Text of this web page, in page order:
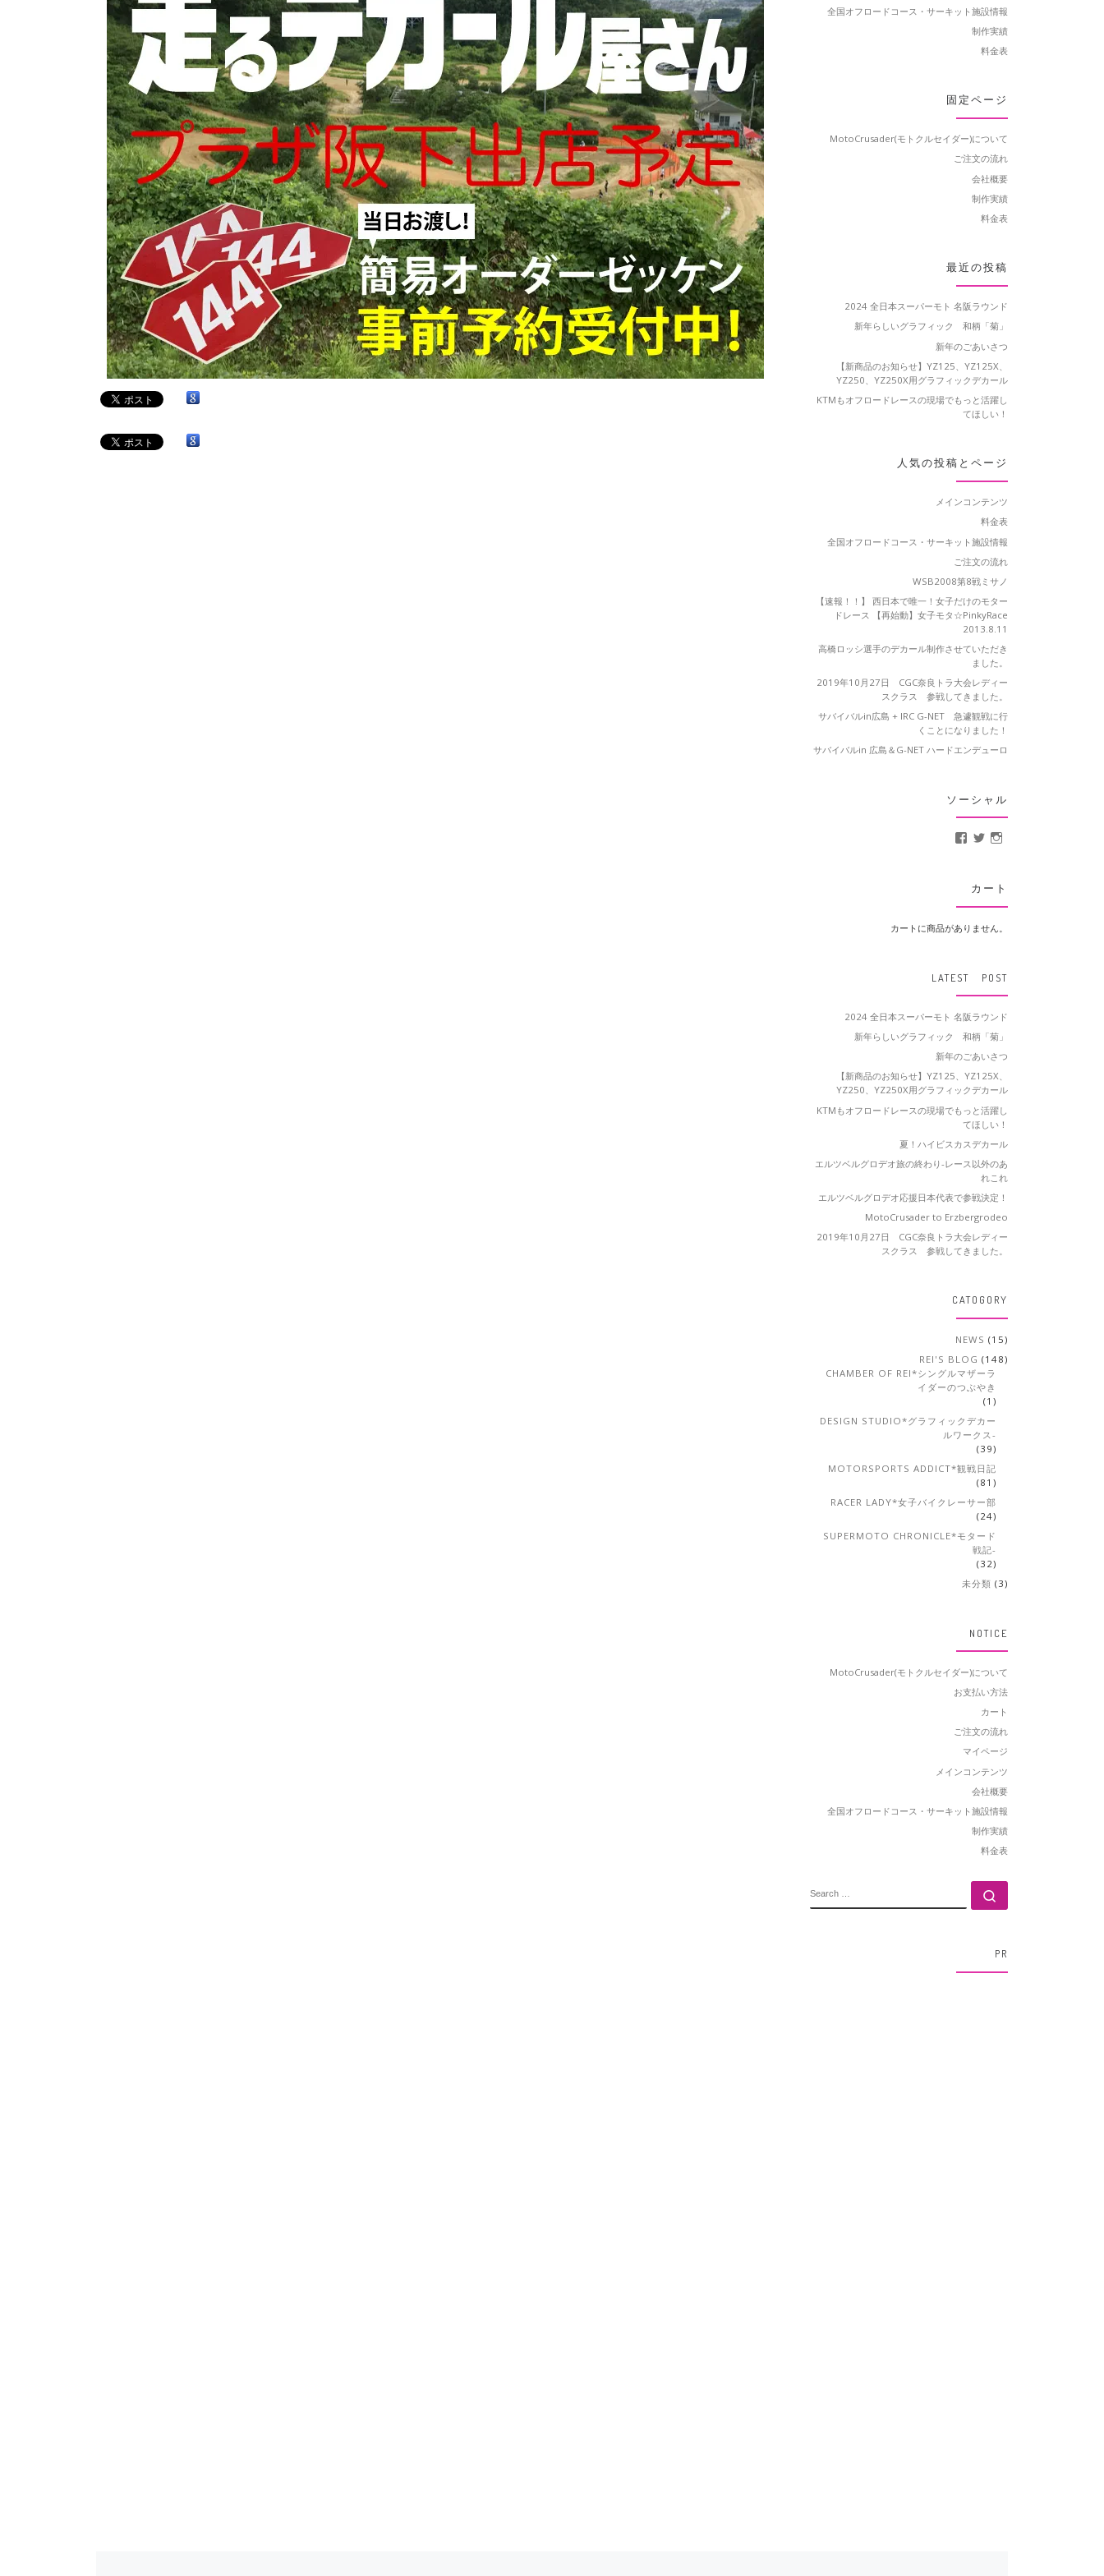
全国オフロードコース・サーキット施設情報
制作実績
料金表
固定ページ
MotoCrusader(モトクルセイダー)について
ご注文の流れ
会社概要
制作実績
料金表
最近の投稿
2024 全日本スーパーモト 名阪ラウンド
新年らしいグラフィック 和柄「菊」
新年のごあいさつ
【新商品のお知らせ】YZ125、YZ125X、
YZ250、YZ250X用グラフィックデカール
KTMもオフロードレースの現場でもっと活躍し
てほしい！
人気の投稿とページ
メインコンテンツ
料金表
全国オフロードコース・サーキット施設情報
ご注文の流れ
WSB2008第8戦ミサノ
【速報！！】 西日本で唯一！女子だけのモター
ドレース 【再始動】女子モタ☆PinkyRace
2013.8.11
高橋ロッシ選手のデカール制作させていただき
ました。
2019年10月27日 CGC奈良トラ大会レディー
スクラス 参戦してきました。
サバイバルin広島 + IRC G-NET 急遽観戦に行
くことになりました！
サバイバルin 広島＆G-NET ハードエンデューロ
ソーシャル
MotoCrusader さんのプ
@MotoCrusader さ
カート
カートに商品がありません。
LATEST POST
2024 全日本スーパーモト 名阪ラウンド
新年らしいグラフィック 和柄「菊」
新年のごあいさつ
【新商品のお知らせ】YZ125、YZ125X、
YZ250、YZ250X用グラフィックデカール
KTMもオフロードレースの現場でもっと活躍し
てほしい！
夏！ハイビスカスデカール
エルツベルグロデオ旅の終わり-レース以外のあ
れこれ
エルツベルグロデオ応援日本代表で参戦決定！
MotoCrusader to Erzbergrodeo
2019年10月27日 CGC奈良トラ大会レディー
スクラス 参戦してきました。
CATOGORY
NEWS (15)
REI'S BLOG (148)
CHAMBER OF REI*シングルマザーラ
イダーのつぶやき
(1)
DESIGN STUDIO*グラフィックデカー
ルワークス-
(39)
MOTORSPORTS ADDICT*観戦日記
(81)
RACER LADY*女子バイクレーサー部
(24)
SUPERMOTO CHRONICLE*モタード
戦記-
(32)
未分類 (3)
NOTICE
MotoCrusader(モトクルセイダー)について
お支払い方法
カート
ご注文の流れ
マイページ
メインコンテンツ
会社概要
全国オフロードコース・サーキット施設情報
制作実績
料金表
PR